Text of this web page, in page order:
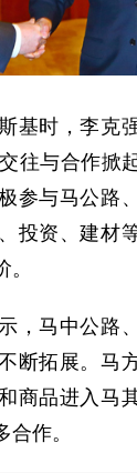
时，李克
往与合作掀
参与马公路
投资、建材
马中公路、
断拓展。马
商品进入马
作。